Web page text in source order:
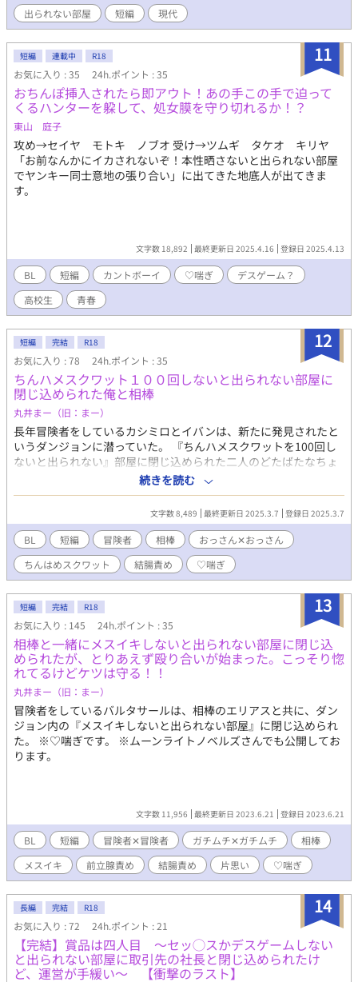
出られない部屋
短編 現代
11
短編 連載中 R18
お気に入り : 35 24h.ポイント : 35
おちんぽ挿入されたら即アウト！あの手この手で迫って
くるハンターを躱して、処女膜を守り切れるか！？
東山 庭子
攻め→セイヤ モトキ ノブオ 受け→ツムギ タケオ キリヤ
「お前なんかにイカされないぞ！本性晒さないと出られない部屋
でヤンキー同士意地の張り合い」に出てきた地底人が出てきま
す。
文字数 18,892 最終更新日 2025.4.16 登録日 2025.4.13
BL 短編 カントボーイ ♡喘ぎ
デスゲーム？
高校生
青春
12
短編 完結 R18
お気に入り : 78 24h.ポイント : 35
ちんハメスクワット１００回しないと出られない部屋に
閉じ込められた俺と相棒
丸井まー（旧：まー）
長年冒険者をしているカシミロとイバンは、新たに発見されたと
いうダンジョンに潜っていた。 『ちんハメスクワットを100回し
ないと出られない』部屋に閉じ込められた二人のどたばたなちょ
っとしたお話。 片想い歴25年の犯罪者面おっさん✕遊び人の顔面
詐欺おっさん。 ※♡喘ぎです！ ※ムーンライトノベルズさん、
pixivさんでも公開しております。
続きを読む
文字数 8,489 最終更新日 2025.3.7 登録日 2025.3.7
BL 短編 冒険者 相棒
おっさん✕おっさん
ちんはめスクワット
結腸責め ♡喘ぎ
13
短編 完結 R18
お気に入り : 145 24h.ポイント : 35
相棒と一緒にメスイキしないと出られない部屋に閉じ込
められたが、とりあえず殴り合いが始まった。こっそり惚
れてるけどケツは守る！！
丸井まー（旧：まー）
冒険者をしているバルタサールは、相棒のエリアスと共に、ダン
ジョン内の『メスイキしないと出られない部屋』に閉じ込められ
た。 ※♡喘ぎです。 ※ムーンライトノベルズさんでも公開してお
ります。
文字数 11,956 最終更新日 2023.6.21 登録日 2023.6.21
BL 短編 冒険者✕冒険者 ガチムチ✕ガチムチ
相棒
メスイキ
前立腺責め 結腸責め 片思い ♡喘ぎ
14
長編 完結 R18
お気に入り : 72 24h.ポイント : 21
【完結】賞品は四人目 〜セッ◯スかデスゲームしない
と出られない部屋に取引先の社長と閉じ込められたけ
ど、運営が手緩い～ 【衝撃のラスト】